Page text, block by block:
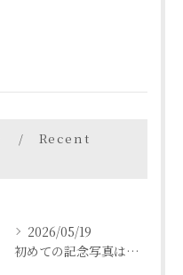
Recent
2026/05/19
初めての記念写真はは、DEAR STUDIOで。